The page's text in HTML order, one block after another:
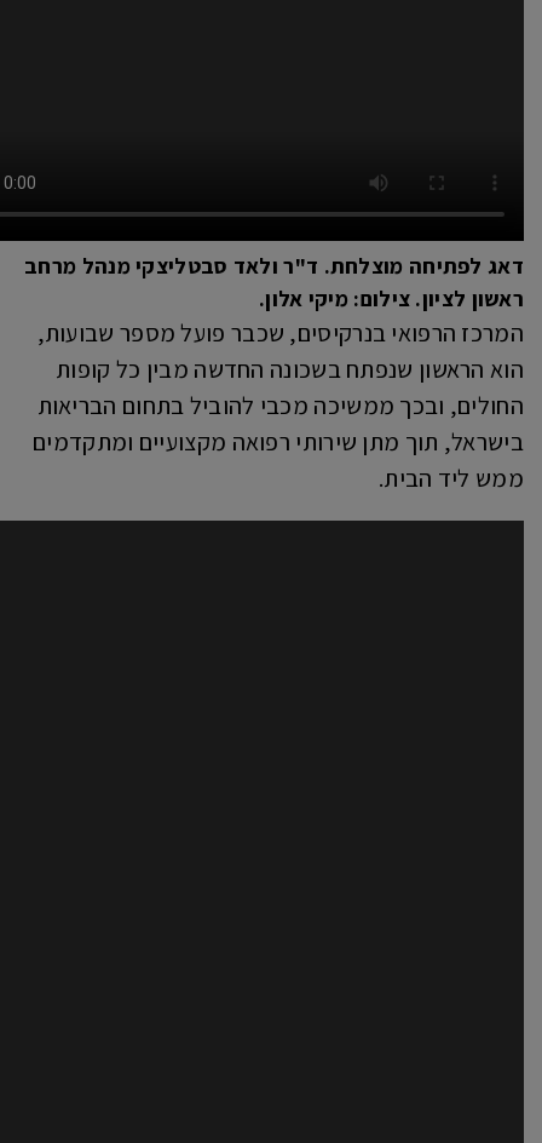
דאג לפתיחה מוצלחת. ד"ר ולאד סבטליצקי מנהל מרחב
ראשון לציון. צילום: מיקי אלון.
המרכז הרפואי בנרקיסים, שכבר פועל מספר שבועות,
הוא הראשון שנפתח בשכונה החדשה מבין כל קופות
החולים, ובכך ממשיכה מכבי להוביל בתחום הבריאות
בישראל, תוך מתן שירותי רפואה מקצועיים ומתקדמים
ממש ליד הבית.